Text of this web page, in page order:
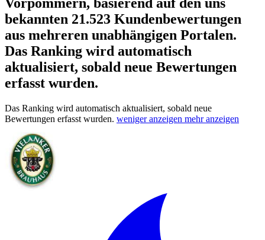
bekannten 21.523 Kundenbewertungen
aus mehreren unabhängigen Portalen.
Das Ranking wird automatisch
aktualisiert, sobald neue Bewertungen
erfasst wurden.
Das Ranking wird automatisch aktualisiert, sobald neue
Bewertungen erfasst wurden. weniger anzeigen mehr anzeigen